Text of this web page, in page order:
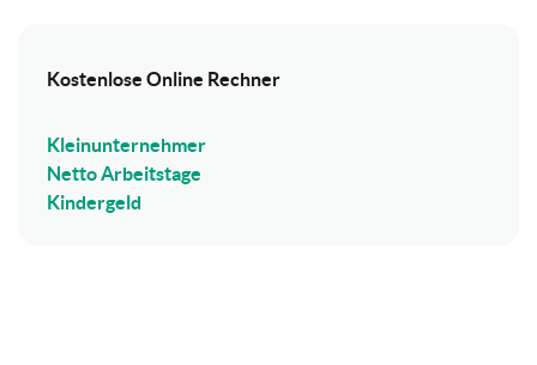
Kostenlose Online Rechner
Kleinunternehmer
Netto Arbeitstage
Kindergeld